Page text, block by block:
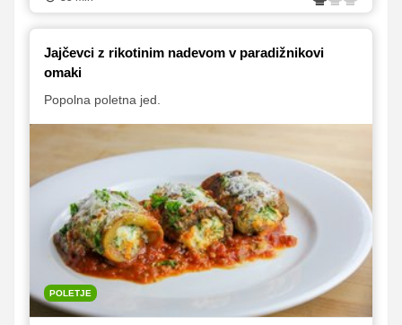
Jajčevci z rikotinim nadevom v paradižnikovi
omaki
Popolna poletna jed.
POLETJE